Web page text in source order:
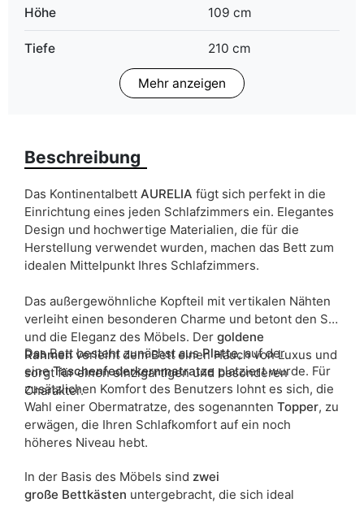
Höhe 109 cm
Tiefe 210 cm
140x200 cm
160x200 cm
Breite
Bettwäsche behälter zwei behälter
Härte der Matratze H3
ean13 5905723938652
Liefertermin: 11 Werktage
Aufgrund des Produktionsprozesses und der
Materialeigenschaften sind Maßabweichungen von +/- 2–3 cm
möglich.
Mehr anzeigen
Beschreibung
Das Kontinentalbett AURELIA fügt sich perfekt in die
Einrichtung eines jeden Schlafzimmers ein. Elegantes
Design und hochwertige Materialien, die für die
Herstellung verwendet wurden, machen das Bett zum
idealen Mittelpunkt Ihres Schlafzimmers.
Das außergewöhnliche Kopfteil mit vertikalen Nähten
verleiht einen besonderen Charme und betont den Stil
und die Eleganz des Möbels. Der goldene
Rahmenverleiht dem Bett einen Hauch von Luxus und
sorgt für einen einzigartigen und besonderen
Charakter.
Das Bett besteht zunächst ausPlatte, auf der
eineTaschenfederkernmatratze platziert wurde. Für
zusätzlichen Komfort des Benutzers lohnt es sich, die
Wahl einer Obermatratze, des sogenannten Topper, zu
erwägen, die Ihren Schlafkomfort auf ein noch
höheres Niveau hebt.
In der Basis des Möbels sind zwei
große Bettkästen untergebracht, die sich ideal